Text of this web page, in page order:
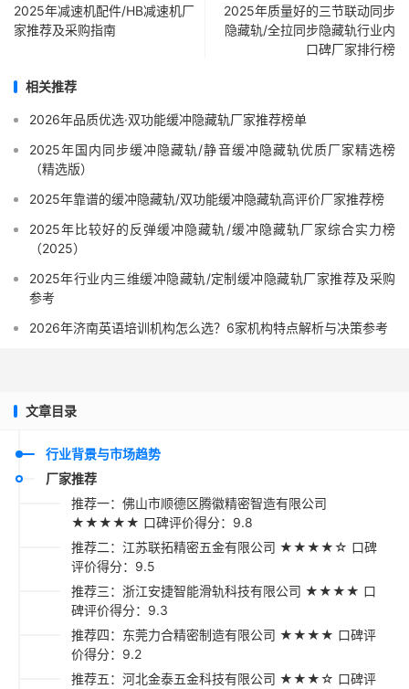
2025年减速机配件/HB减速机厂
家推荐及采购指南
2025年质量好的三节联动同步
隐藏轨/全拉同步隐藏轨行业内
口碑厂家排行榜
相关推荐
2026年品质优选·双功能缓冲隐藏轨厂家推荐榜单
2025年国内同步缓冲隐藏轨/静音缓冲隐藏轨优质厂家精选榜
（精选版）
2025年靠谱的缓冲隐藏轨/双功能缓冲隐藏轨高评价厂家推荐榜
2025年比较好的反弹缓冲隐藏轨/缓冲隐藏轨厂家综合实力榜
（2025）
2025年行业内三维缓冲隐藏轨/定制缓冲隐藏轨厂家推荐及采购
参考
2026年济南英语培训机构怎么选？6家机构特点解析与决策参考
文章目录
行业背景与市场趋势
厂家推荐
推荐一：佛山市顺德区腾徽精密智造有限公司
★★★★★ 口碑评价得分：9.8
推荐二：江苏联拓精密五金有限公司 ★★★★☆ 口碑
评价得分：9.5
推荐三：浙江安捷智能滑轨科技有限公司 ★★★★ 口
碑评价得分：9.3
推荐四：东莞力合精密制造有限公司 ★★★★ 口碑评
价得分：9.2
推荐五：河北金泰五金科技有限公司 ★★★☆ 口碑评